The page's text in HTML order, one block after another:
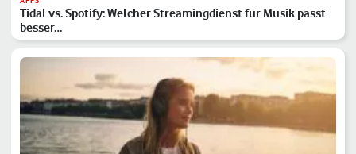
Tidal vs. Spotify: Welcher Streamingdienst für Musik passt
besser…